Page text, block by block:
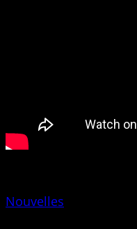
Nouvelles